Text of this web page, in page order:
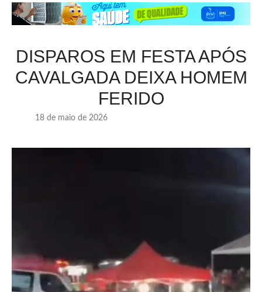
DISPAROS EM FESTA APÓS
CAVALGADA DEIXA HOMEM
FERIDO
18 de maio de 2026